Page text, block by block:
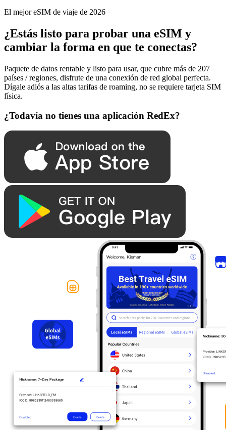
El mejor eSIM de viaje de 2026
¿Estás listo para probar una eSIM y
cambiar la forma en que te conectas?
Paquete de datos rentable y listo para usar, que cubre más de 207
países / regiones, disfrute de una conexión de red global perfecta.
Dígale adiós a las altas tarifas de roaming, no se requiere tarjeta SIM
física.
¿Todavía no tienes una aplicación RedEx?